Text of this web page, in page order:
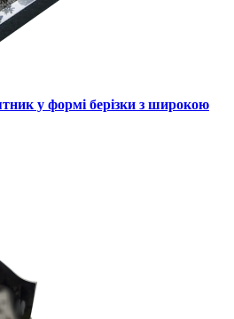
у формі берізки з широкою